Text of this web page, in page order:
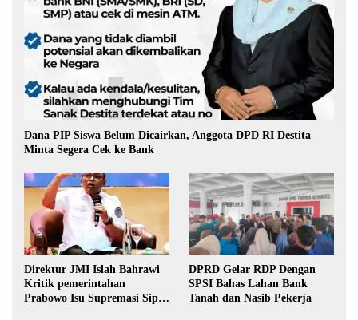
Dana PIP Siswa Belum Dicairkan, Anggota DPD RI Destita
Minta Segera Cek ke Bank
Direktur JMI Islah Bahrawi
Kritik pemerintahan
Prabowo Isu Supremasi Sipil,
DPRD Gelar RDP Dengan
SPSI Bahas Lahan Bank
Tanah dan Nasib Pekerja